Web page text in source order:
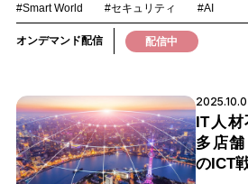
#Smart World #セキュリティ #AI
オンデマンド配信 配信中
IT人
多店
のICT